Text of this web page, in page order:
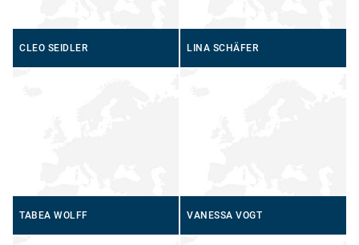
CLEO SEIDLER LINA SCHÄFER
TABEA WOLFF VANESSA VOGT